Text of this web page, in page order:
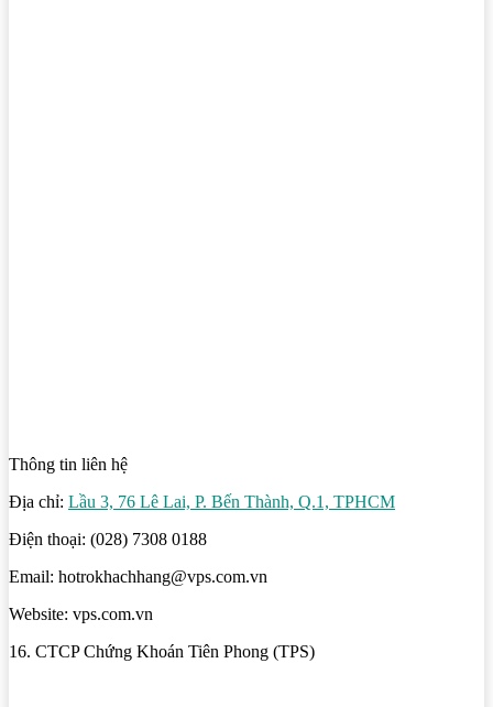
Thông tin liên hệ
Địa chỉ: Lầu 3, 76 Lê Lai, P. Bến Thành, Q.1, TPHCM
Điện thoại: (028) 7308 0188
Email: hotrokhachhang@vps.com.vn
Website: vps.com.vn
16. CTCP Chứng Khoán Tiên Phong (TPS)